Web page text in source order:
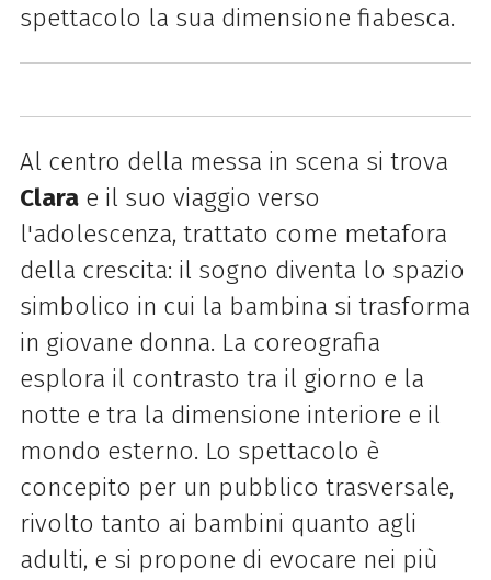
spettacolo la sua dimensione fiabesca.
Al centro della messa in scena si trova
Clarae il suo viaggio verso
l'adolescenza, trattato come metafora
della crescita: il sogno diventa lo spazio
simbolico in cui la bambina si trasforma
in giovane donna. La coreografia
esplora il contrasto tra il giorno e la
notte e tra la dimensione interiore e il
mondo esterno. Lo spettacolo è
concepito per un pubblico trasversale,
rivolto tanto ai bambini quanto agli
adulti, e si propone di evocare nei più